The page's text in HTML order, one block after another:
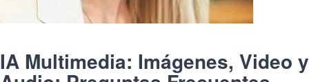
IA Multimedia: Imágenes, Video y